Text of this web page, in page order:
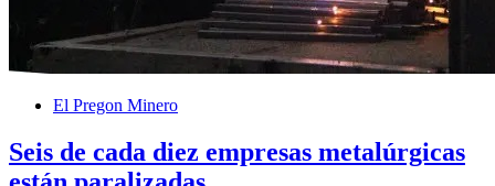
El Pregon Minero
Seis de cada diez empresas metalúrgicas